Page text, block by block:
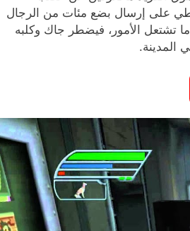
على إرسال بضع مئات من الرجال
ما تشتعل الأمور، فيضطر جاك وكلبه
المدينة.